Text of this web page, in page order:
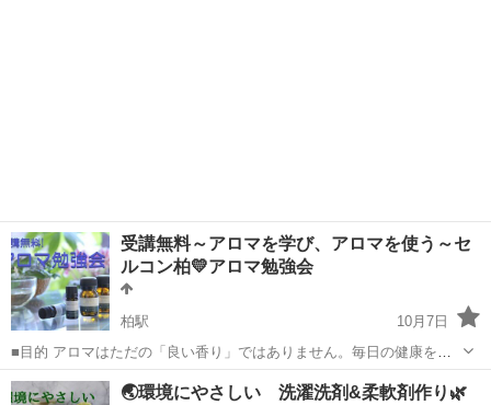
受講無料～アロマを学び、アロマを使う～セ
ルコン柏💛アロマ勉強会
柏駅
10月7日
■目的 アロマはただの「良い香り」ではありません。毎日の健康を保
つ強力な武器にもなります。 その秘密は自律神経。 自律神経は血圧、
体温、心拍、呼吸、睡眠、免疫など、人の生命に関わる重要な機能を
千葉 柏市 柏駅 アロマ 香り
🌏環境にやさしい 洗濯洗剤&柔軟剤作り🌿